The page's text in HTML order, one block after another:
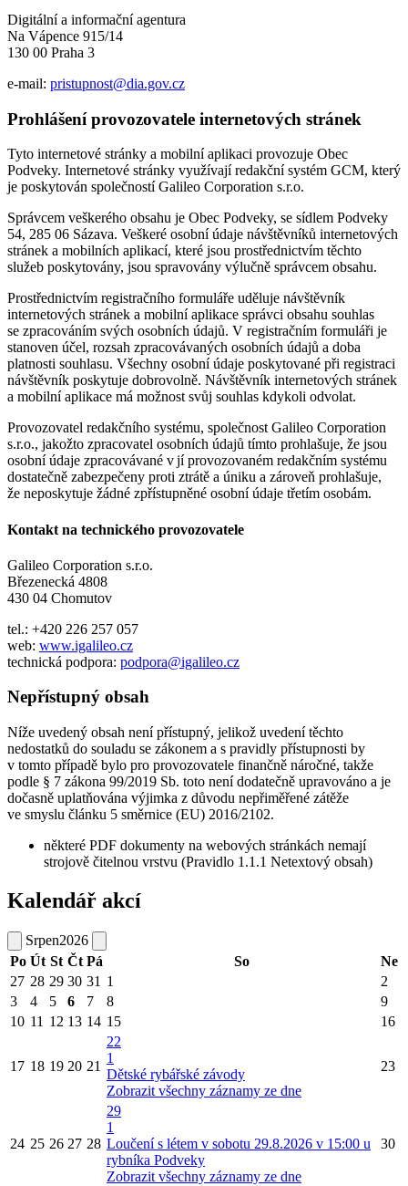
Digitální a informační agentura
Na Vápence 915/14
130 00 Praha 3
e-mail: pristupnost@dia.gov.cz
Prohlášení provozovatele internetových stránek
Tyto internetové stránky a mobilní aplikaci provozuje Obec
Podveky. Internetové stránky využívají redakční systém GCM, který
je poskytován společností Galileo Corporation s.r.o.
Správcem veškerého obsahu je Obec Podveky, se sídlem Podveky
54, 285 06 Sázava. Veškeré osobní údaje návštěvníků internetových
stránek a mobilních aplikací, které jsou prostřednictvím těchto
služeb poskytovány, jsou spravovány výlučně správcem obsahu.
Prostřednictvím registračního formuláře uděluje návštěvník
internetových stránek a mobilní aplikace správci obsahu souhlas
se zpracováním svých osobních údajů. V registračním formuláři je
stanoven účel, rozsah zpracovávaných osobních údajů a doba
platnosti souhlasu. Všechny osobní údaje poskytované při registraci
návštěvník poskytuje dobrovolně. Návštěvník internetových stránek
a mobilní aplikace má možnost svůj souhlas kdykoli odvolat.
Provozovatel redakčního systému, společnost Galileo Corporation
s.r.o., jakožto zpracovatel osobních údajů tímto prohlašuje, že jsou
osobní údaje zpracovávané v jí provozovaném redakčním systému
dostatečně zabezpečeny proti ztrátě a úniku a zároveň prohlašuje,
že neposkytuje žádné zpřístupněné osobní údaje třetím osobám.
Kontakt na technického provozovatele
Galileo Corporation s.r.o.
Březenecká 4808
430 04 Chomutov
tel.: +420 226 257 057
web: www.igalileo.cz
technická podpora: podpora@igalileo.cz
Nepřístupný obsah
Níže uvedený obsah není přístupný, jelikož uvedení těchto
nedostatků do souladu se zákonem a s pravidly přístupnosti by
v tomto případě bylo pro provozovatele finančně náročné, takže
podle § 7 zákona 99/2019 Sb. toto není dodatečně upravováno a je
dočasně uplatňována výjimka z důvodu nepřiměřené zátěže
ve smyslu článku 5 směrnice (EU) 2016/2102.
některé PDF dokumenty na webových stránkách nemají
strojově čitelnou vrstvu (Pravidlo 1.1.1 Netextový obsah)
Kalendář akcí
Srpen2026
Po Út St Čt Pá So
Ne
27 28 29 30 31 1
2
3
4 5 6 7 8
9
10 11 12 13 14 15 16
17 18 19 20 21
22
1
Dětské rybářské závody
Zobrazit všechny záznamy ze dne
23
24 25 26 27 28
29
1
Loučení s létem v sobotu 29.8.2026 v 15:00 u
rybníka Podveky
Zobrazit všechny záznamy ze dne
30